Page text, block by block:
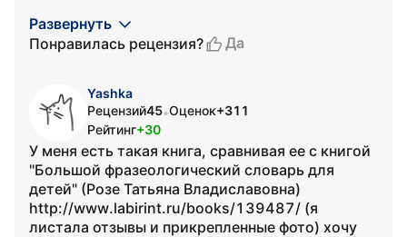
Развернуть
Понравилась рецензия?
Да
Yashka
Рецензий45•Оценок+311
Рейтинг+30
У меня есть такая книга, сравнивая ее с книгой
"Большой фразеологический словарь для
детей" (Розе Татьяна Владиславовна)
http://www.labirint.ru/books/139487/ (я
листала отзывы и прикрепленные фото) хочу